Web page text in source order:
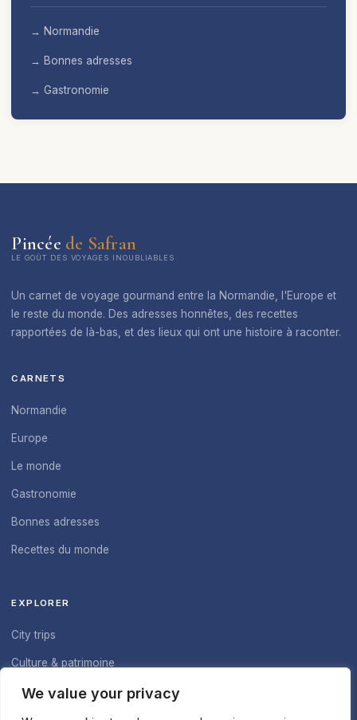
We value your privacy
→ Normandie
→ Bonnes adresses
→ Gastronomie
Pincée de Safran
LE GOÛT DES VOYAGES INOUBLIABLES
Un carnet de voyage gourmand entre la Normandie, l'Europe et
le reste du monde. Des adresses honnêtes, des recettes
rapportées de là-bas, et des lieux qui ont une histoire à raconter.
CARNETS
Normandie
Europe
Le monde
Gastronomie
Bonnes adresses
Recettes du monde
EXPLORER
City trips
Culture & patrimoine
À propos du blog